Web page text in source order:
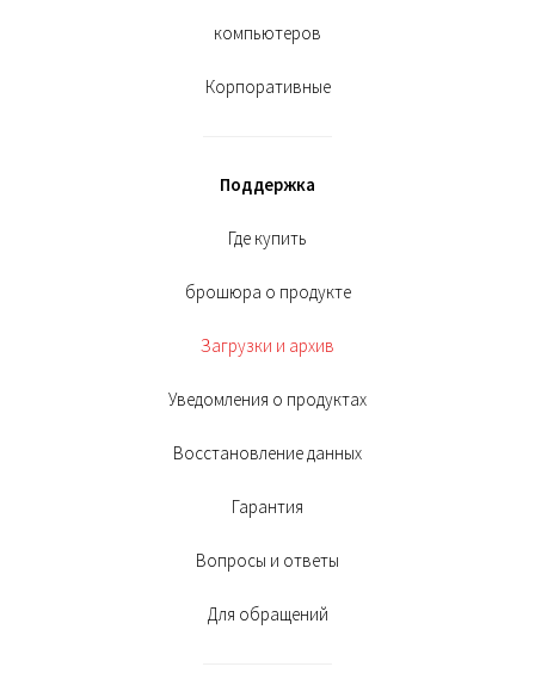
компьютеров
Корпоративные
Поддержка
Где купить
брошюра о продукте
Загрузки и архив
Уведомления о продуктах
Восстановление данных
Гарантия
Вопросы и ответы
Для обращений